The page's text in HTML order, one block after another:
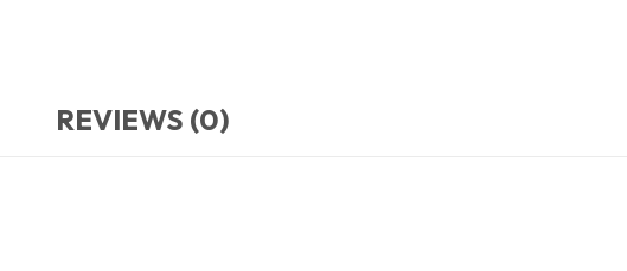
REVIEWS (0)